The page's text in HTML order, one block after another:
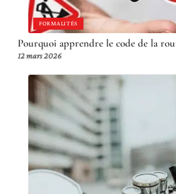
FORMALITÉS
Pourquoi apprendre le code de la
12 mars 2026